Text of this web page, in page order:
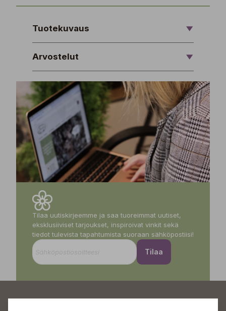
Tuotekuvaus
Arvostelut
Tilaa uutiskirjeemme ja saa tuoreimmat uutiset,
eksklusiiviset tarjoukset, inspiroivat vinkit sekä
tiedot tulevista tapahtumista suoraan sähköpostiisi!
Tilaa